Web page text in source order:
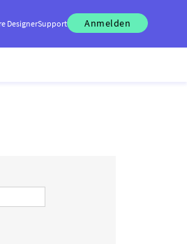
DesignerSupport Anmelden